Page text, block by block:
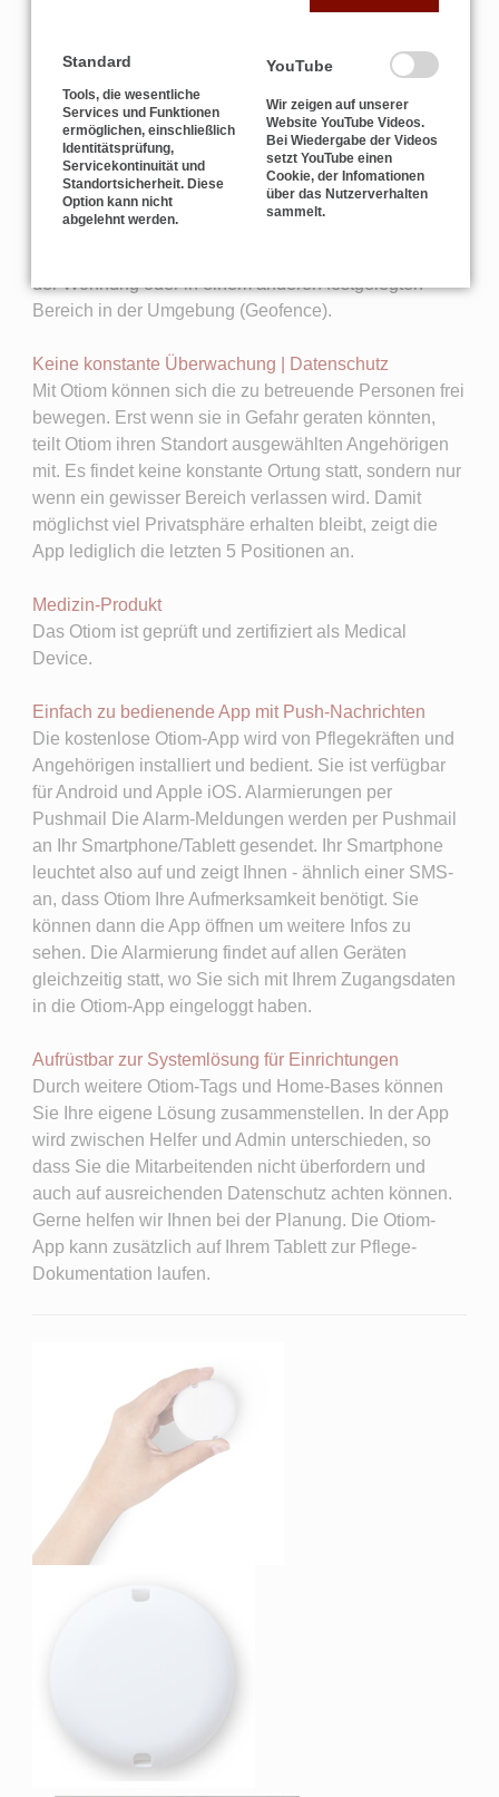
Ortung durch zusätzliche Home-Bases möglich.
Sicherheit ganz nach Ihrem Bedarf | Verschiedene
Sicherheitszonen | Geofence
Sie können den Home-Base Empfangsbereich als
"Hardware-Geofence" nutzen und sich informieren
lassen, sobald das Otiom den Bereich verlässt. In der
Otiom-App können Sie im Handumdrehen
(zusätzliche) Bereiche einrichten, in denen sich die
der Wohnung oder in einem anderen festgelegten
Bereich in der Umgebung (Geofence).
Keine konstante Überwachung | Datenschutz
Mit Otiom können sich die zu betreuende Personen frei
bewegen. Erst wenn sie in Gefahr geraten könnten,
teilt Otiom ihren Standort ausgewählten Angehörigen
mit. Es findet keine konstante Ortung statt, sondern nur
wenn ein gewisser Bereich verlassen wird. Damit
möglichst viel Privatsphäre erhalten bleibt, zeigt die
App lediglich die letzten 5 Positionen an.
Medizin-Produkt
Das Otiom ist geprüft und zertifiziert als Medical
Device.
Einfach zu bedienende App mit Push-Nachrichten
Die kostenlose Otiom-App wird von Pflegekräften und
Angehörigen installiert und bedient. Sie ist verfügbar
für Android und Apple iOS. Alarmierungen per
Pushmail Die Alarm-Meldungen werden per Pushmail
an Ihr Smartphone/Tablett gesendet. Ihr Smartphone
leuchtet also auf und zeigt Ihnen - ähnlich einer SMS-
an, dass Otiom Ihre Aufmerksamkeit benötigt. Sie
können dann die App öffnen um weitere Infos zu
sehen. Die Alarmierung findet auf allen Geräten
gleichzeitig statt, wo Sie sich mit Ihrem Zugangsdaten
in die Otiom-App eingeloggt haben.
Aufrüstbar zur Systemlösung für Einrichtungen
Durch weitere Otiom-Tags und Home-Bases können
Sie Ihre eigene Lösung zusammenstellen. In der App
wird zwischen Helfer und Admin unterschieden, so
dass Sie die Mitarbeitenden nicht überfordern und
auch auf ausreichenden Datenschutz achten können.
Gerne helfen wir Ihnen bei der Planung. Die Otiom-
App kann zusätzlich auf Ihrem Tablett zur Pflege-
Dokumentation laufen.
Standard
Tools, die wesentliche
Services und Funktionen
ermöglichen, einschließlich
Identitätsprüfung,
Servicekontinuität und
Standortsicherheit. Diese
Option kann nicht
abgelehnt werden.
YouTube
Wir zeigen auf unserer
Website YouTube Videos.
Bei Wiedergabe der Videos
setzt YouTube einen
Cookie, der Infomationen
über das Nutzerverhalten
sammelt.